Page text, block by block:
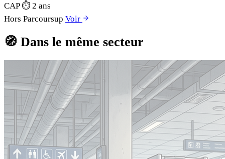
CAP ⏱ 2 ans
Hors Parcoursup Voir
🧭 Dans le même secteur